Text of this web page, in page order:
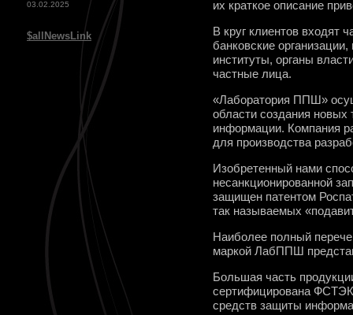
их краткое описание
В круг клиентов входят
банковские
институты, органы
частные лица.
«Лаборатория ППШ»
области создания новых
информации. Компания
для производства
Изобретенный нами
несанкционированной
защищен патентом
так называемых
Наиболее полный
маркой ЛабППШ
Большая часть
сертифицирована
средств защиты
03.02.2025
$allNewsLink